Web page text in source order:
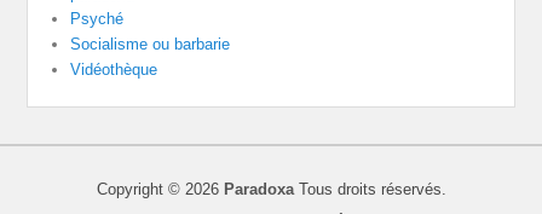
Psyché
Socialisme ou barbarie
Vidéothèque
Copyright © 2026 ParadoxaTous droits réservés.